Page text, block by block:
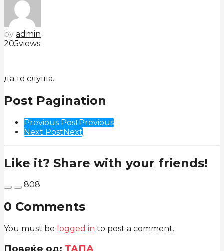
by admin
205views
да те слуша.
Post Pagination
Previous PostPrevious
Next PostNext
Like it? Share with your friends!
808
0 Comments
You must be logged in to post a comment.